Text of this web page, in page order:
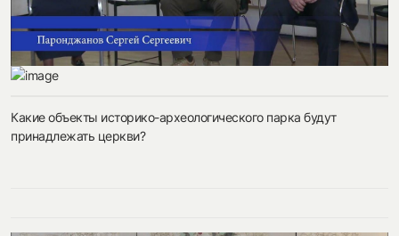
Какие объекты историко-археологического парка будут
принадлежать церкви?